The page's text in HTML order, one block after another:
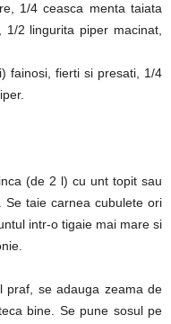
1/4 ceasca menta taiata
2 lingurita piper macinat,
fainosi, fierti si presati, 1/4
(de 2 l) cu unt topit sau
Se taie carnea cubulete ori
intr-o tigaie mai mare si
praf, se adauga zeama de
bine. Se pune sosul pe